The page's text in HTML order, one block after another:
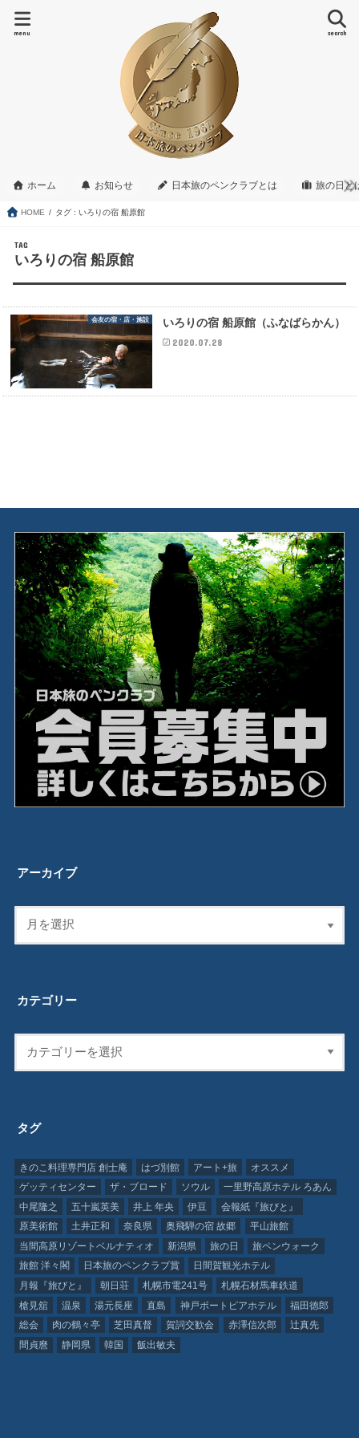
search
menu
ホーム お知らせ 日本旅のペンクラブとは 旅の日と
HOME タグ : いろりの宿 船原館
TAG
いろりの宿 船原館
会友の宿・店・施設 いろりの宿 船原館（ふなばらかん）
2020.07.28
アーカイブ
カテゴリー
タグ
きのこ料理専門店 創士庵 はづ別館 アート+旅
オススメ
ゲッティセンター
ザ・ブロード ソウル
一里野高原ホテル ろあん
中尾隆之
五十嵐英美 井上 年央 伊豆
会報紙『旅びと』
原美術館
土井正和 奈良県 奥飛騨の宿 故郷
平山旅館
当間高原リゾートベルナティオ
新潟県 旅の日
旅ペンウォーク
旅館 洋々閣
日本旅のペンクラブ賞
日間賀観光ホテル
月報『旅びと』
朝日荘 札幌市電241号
札幌石材馬車鉄道
槍見舘
温泉 湯元長座 直島 神戸ポートピアホテル
福田徳郎
総会
肉の鶴々亭 芝田真督 賀詞交歓会 赤澤信次郎
辻真先
間貞麿
静岡県 韓国 飯出敏夫